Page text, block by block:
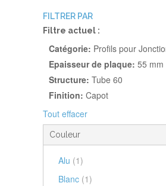
FILTRER PAR
Filtre actuel :
Catégorie: Profils pour
Epaisseur de plaque: 55 mm
Structure: Tube 60
Finition: Capot
Tout effacer
Couleur
Alu (1)
Blanc (1)